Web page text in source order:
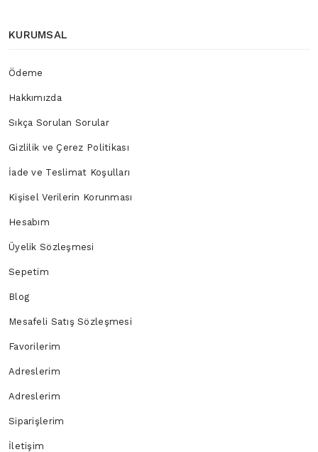
KURUMSAL
Ödeme
Hakkımızda
Sıkça Sorulan Sorular
Gizlilik ve Çerez Politikası
İade ve Teslimat Koşulları
Kişisel Verilerin Korunması
Hesabım
Üyelik Sözleşmesi
Sepetim
Blog
Mesafeli Satış Sözleşmesi
Favorilerim
Adreslerim
Adreslerim
Siparişlerim
İletişim